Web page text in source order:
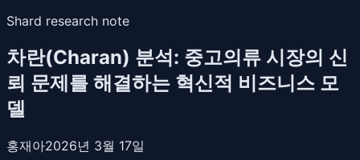
Shard research note
차란(Charan) 분석: 중고의류 시장의 신
뢰 문제를 해결하는 혁신적 비즈니스 모
델
홍재아2026년 3월 17일